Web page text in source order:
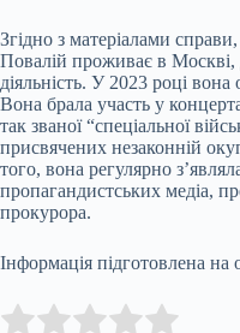
Згідно з матеріалами
Повалій проживає в
діяльність. У 2023 році
Вона брала участь у
так званої “спеціальної
присвячених незаконній
того, вона регулярно
пропагандистських медіа,
прокурора.
Інформація підготовлена на
Rate this item: